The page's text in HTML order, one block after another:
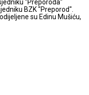
"Preporoda"
BZK "Preporod".
su Edinu Mušiću,